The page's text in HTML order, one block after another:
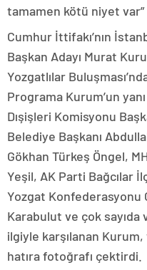
tamamen kötü niyet var”
Cumhur İttifakı’nın
Başkan Adayı Murat
Yozgatlılar
Programa Kurum’un
Dışişleri Komisyonu
Belediye Başkanı
Gökhan Türkeş Öngel,
Yeşil, AK Parti Bağcılar
Yozgat Konfederasyonu
Karabulut ve çok sayıda
ilgiyle karşılanan
hatıra fotoğrafı çektirdi.